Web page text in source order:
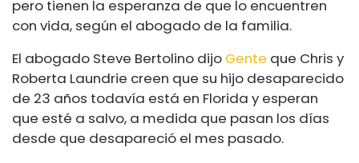
pero tienen la esperanza de que lo encuentren
con vida, según el abogado de la familia.
El abogado Steve Bertolino dijo Gente que Chris y
Roberta Laundrie creen que su hijo desaparecido
de 23 años todavía está en Florida y esperan
que esté a salvo, a medida que pasan los días
desde que desapareció el mes pasado.